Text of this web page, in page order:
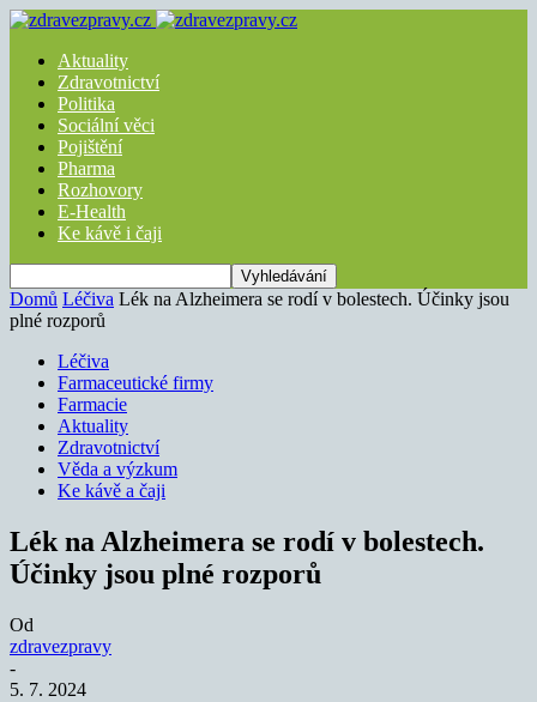
Aktuality
Zdravotnictví
Politika
Sociální věci
Pojištění
Pharma
Rozhovory
E-Health
Ke kávě i čaji
Domů Léčiva Lék na Alzheimera se rodí v bolestech. Účinky jsou
plné rozporů
Léčiva
Farmaceutické firmy
Farmacie
Aktuality
Zdravotnictví
Věda a výzkum
Ke kávě a čaji
Lék na Alzheimera se rodí v bolestech.
Účinky jsou plné rozporů
Od
zdravezpravy
-
5. 7. 2024